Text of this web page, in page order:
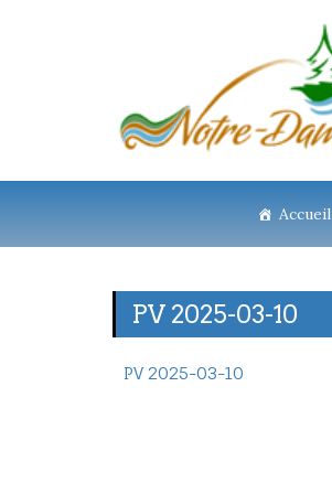
Accueil
PV 2025-03-10
PV 2025-03-10